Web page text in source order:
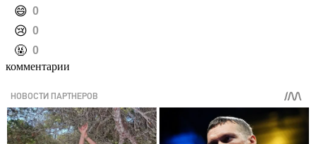
️😄 0
️😢 0
️🤬 0
комментарии